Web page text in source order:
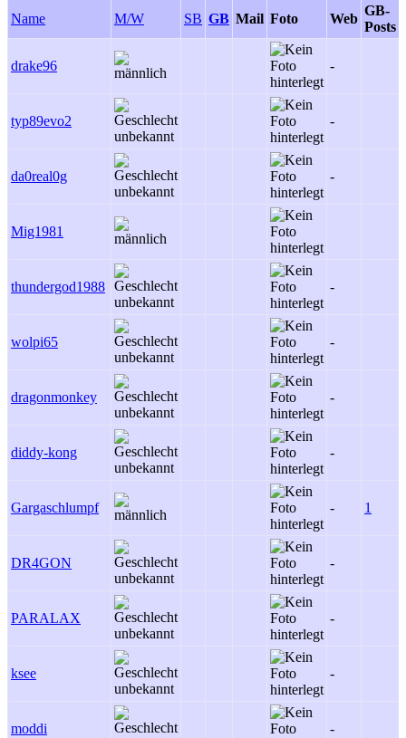
Name M/W SB GB Mail Foto Web
GB-
Posts
drake96 -
typ89evo2 -
da0real0g -
Mig1981
thundergod1988 -
wolpi65 -
dragonmonkey -
diddy-kong -
Gargaschlumpf - 1
DR4GON -
PARALAX -
ksee -
moddi -